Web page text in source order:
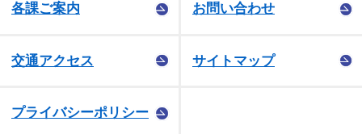
各課ご案内 お問い合わせ
交通アクセス サイトマップ
プライバシーポリシー